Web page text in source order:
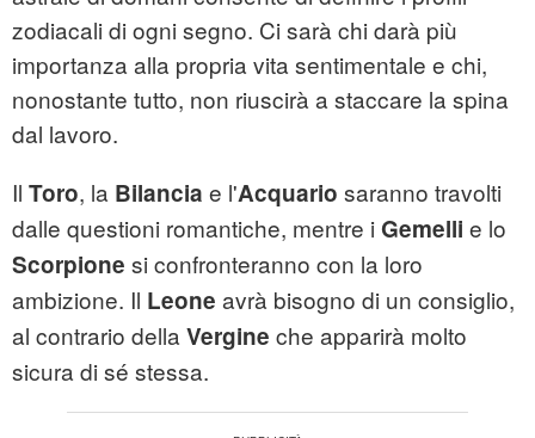
zodiacali di ogni segno. Ci sarà chi darà più
importanza alla propria vita sentimentale e chi,
nonostante tutto, non riuscirà a staccare la spina
dal lavoro.
Il Toro, la Bilancia e l'Acquario saranno travolti
dalle questioni romantiche, mentre i Gemelli e lo
Scorpione si confronteranno con la loro
ambizione. Il Leone avrà bisogno di un consiglio,
al contrario della Vergine che apparirà molto
sicura di sé stessa.